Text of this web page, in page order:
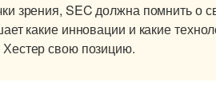
зрения, SEC должна помнить о
какие инновации и какие
Хестер свою позицию.